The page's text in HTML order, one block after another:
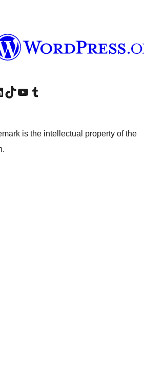
kontu
mūsu LinkedIn kontu
Apmeklējiet mūsu TikTok kontu
Apmeklējiet mūsu YouTube kanālu
Apmeklējiet mūsu Tumblr kontu
is the intellectual property of the